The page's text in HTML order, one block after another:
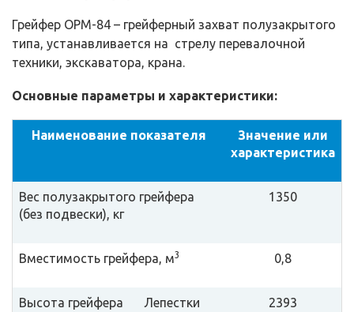
Грейфер ОРМ-84 – грейферный захват полузакрытого
типа, устанавливается на стрелу перевалочной
техники, экскаватора, крана.
Основные параметры и характеристики:
Наименование показателя
Значение или
характеристика
Вес полузакрытого грейфера
(без подвески), кг
1350
Вместимость грейфера, м3 0,8
Высота грейфера
Лепестки
2393